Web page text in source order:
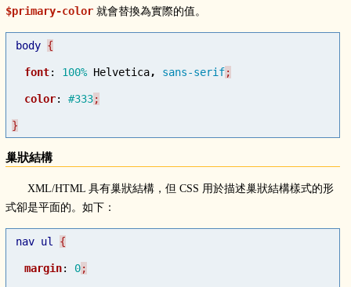
$primary-color 就會替換為實際的值。
body
font: 100% Helvetica, sans-serif
color: #333
}
巢狀結構
XML/HTML 具有巢狀結構，但 CSS 用於描述巢狀結構樣式的形
式卻是平面的。如下：
nav ul
margin: 0